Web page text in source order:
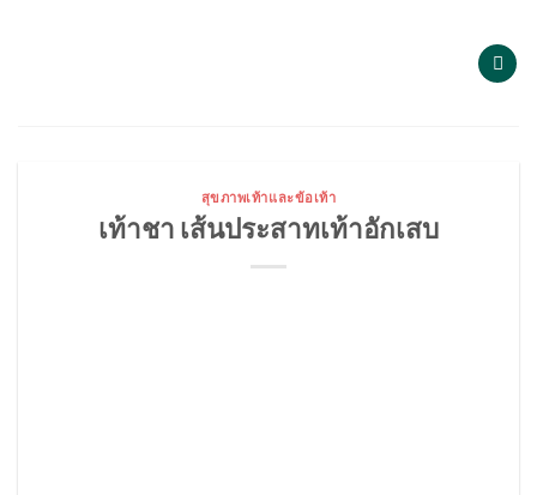
สุขภาพเท้าและข้อเท้า
เท้าชา เส้นประสาทเท้าอักเสบ